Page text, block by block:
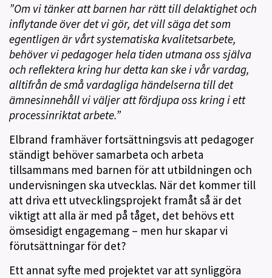
”Om vi tänker att barnen har rätt till delaktighet och
inflytande över det vi gör, det vill säga det som
egentligen är vårt systematiska kvalitetsarbete,
behöver vi pedagoger hela tiden utmana oss själva
och reflektera kring hur detta kan ske i vår vardag,
alltifrån de små vardagliga händelserna till det
ämnesinnehåll vi väljer att fördjupa oss kring i ett
processinriktat arbete.”
Elbrand framhäver fortsättningsvis att pedagoger
ständigt behöver samarbeta och arbeta
tillsammans med barnen för att utbildningen och
undervisningen ska utvecklas. När det kommer till
att driva ett utvecklingsprojekt framåt så är det
viktigt att alla är med på tåget, det behövs ett
ömsesidigt engagemang – men hur skapar vi
förutsättningar för det?
Ett annat syfte med projektet var att synliggöra